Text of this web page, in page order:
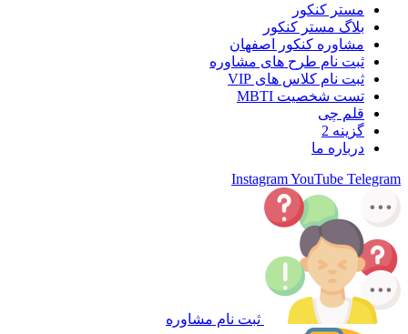
مستر کنکور
بلاگ مستر کنکور
مشاوره کنکور اصفهان
ثبت نام طرح های مشاوره
ثبت نام کلاس های VIP
تست شخصیت MBTI
قلم چی
گزینه 2
درباره ما
InstagramYouTube Telegram
ثبت نام مشاوره